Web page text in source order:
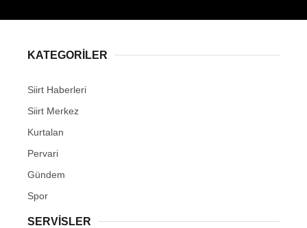
KATEGORİLER
Siirt Haberleri
Siirt Merkez
Kurtalan
Pervari
Gündem
Spor
SERVİSLER